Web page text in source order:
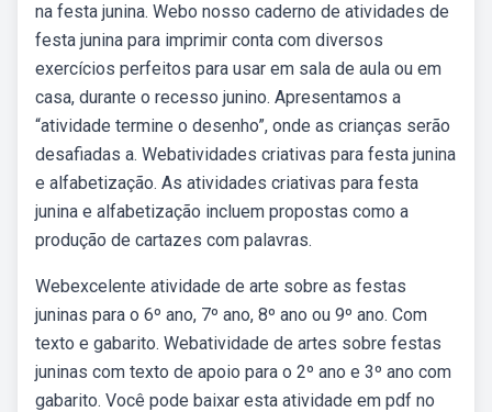
na festa junina. Webo nosso caderno de atividades de
festa junina para imprimir conta com diversos
exercícios perfeitos para usar em sala de aula ou em
casa, durante o recesso junino. Apresentamos a
“atividade termine o desenho”, onde as crianças serão
desafiadas a. Webatividades criativas para festa junina
e alfabetização. As atividades criativas para festa
junina e alfabetização incluem propostas como a
produção de cartazes com palavras.
Webexcelente atividade de arte sobre as festas
juninas para o 6º ano, 7º ano, 8º ano ou 9º ano. Com
texto e gabarito. Webatividade de artes sobre festas
juninas com texto de apoio para o 2º ano e 3º ano com
gabarito. Você pode baixar esta atividade em pdf no